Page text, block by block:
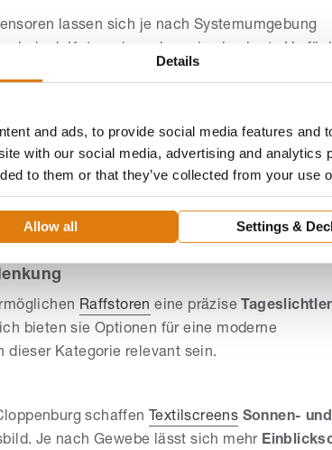
Details
and ads, to provide social media features and
with our social media, advertising and analytics
to them or that they’ve collected from your use
Settings &
Allow all
lassen sich je nach Systemumgebung
Kategorien, ohne eine konkrete
und Sicherheit
könnenRollladenbeimWärmeschutz
zugleich stärken sie den Aspekt der
sein.
und ein optional integrierter
die Alltagstauglichkeit.
Raffstoren eine präzise
bieten sie Optionen für eine moderne
dieser Kategorie relevant sein.
schaffen Textilscreens Sonnen- und
Je nach Gewebe lässt sich mehr